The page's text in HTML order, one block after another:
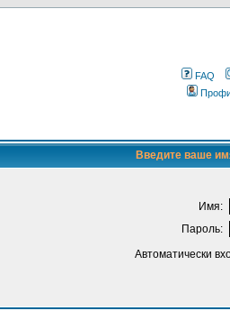
FAQ
Введите ваше
Имя:
Пароль:
Автоматически